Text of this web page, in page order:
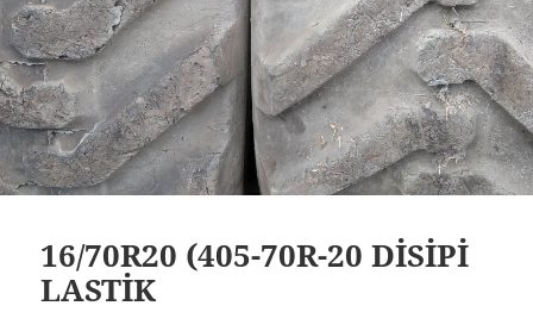
16/70R20 (405-70R-20 DİSİPİ
LASTİK